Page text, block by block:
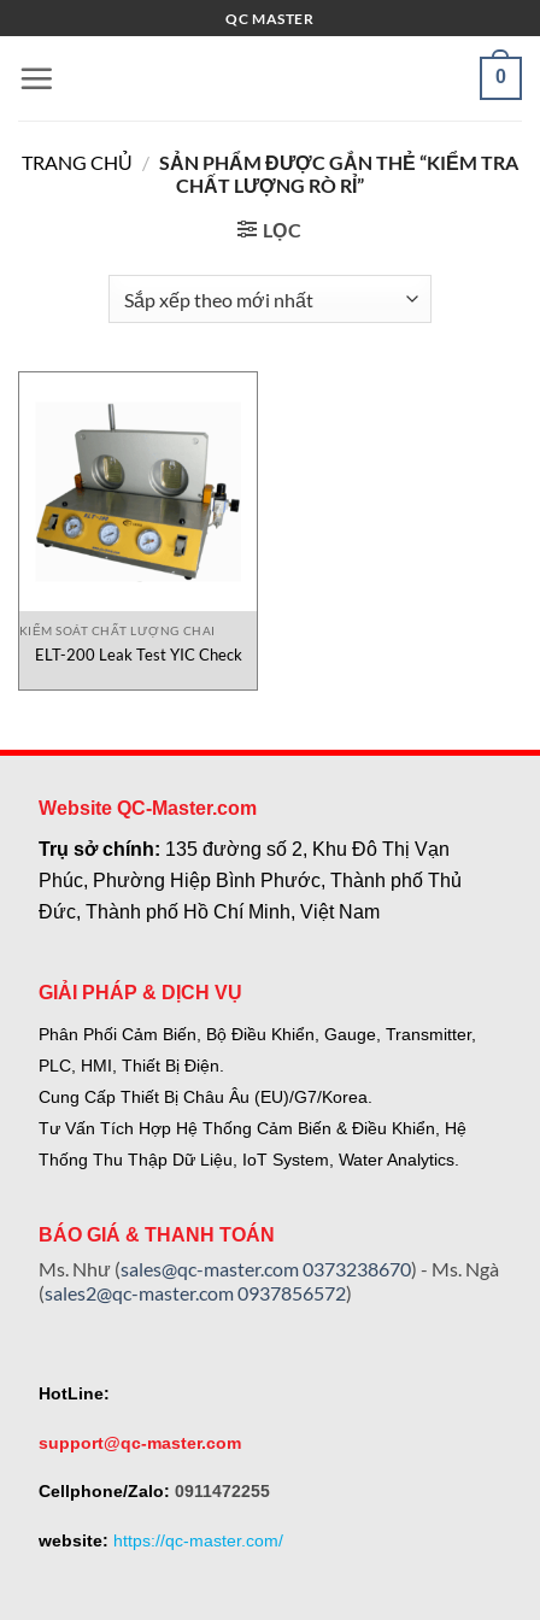
qua
nội
QC MASTER
0
TRANG CHỦ / SẢN PHẨM ĐƯỢC GẮN THẺ “KIỂM TRA
CHẤT LƯỢNG RÒ RỈ”
LỌC
KIỂM SOÁT CHẤT LƯỢNG CHAI
ELT-200 Leak Test YIC Check
Website QC-Master.com
Trụ sở chính: 135 đường số 2, Khu Đô Thị Vạn
Phúc, Phường Hiệp Bình Phước, Thành phố Thủ
Đức, Thành phố Hồ Chí Minh, Việt Nam
GIẢI PHÁP & DỊCH VỤ
Phân Phối Cảm Biến, Bộ Điều Khiển, Gauge, Transmitter,
PLC, HMI, Thiết Bị Điện.
Cung Cấp Thiết Bị Châu Âu (EU)/G7/Korea.
Tư Vấn Tích Hợp Hệ Thống Cảm Biến & Điều Khiển, Hệ
Thống Thu Thập Dữ Liệu, IoT System, Water Analytics.
BÁO GIÁ & THANH TOÁN
Ms. Như (sales@qc-master.com0373238670) - Ms. Ngà
(sales2@qc-master.com0937856572)
HotLine:
support@qc-master.com
Cellphone/Zalo: 0911472255
website: https://qc-master.com/